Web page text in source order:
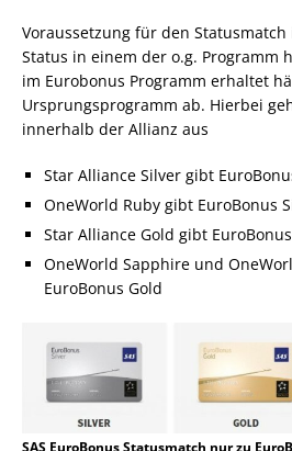
Voraussetzung für den
Status in einem der o.g. Programm
im Eurobonus Programm erhaltet
Ursprungsprogramm ab. Hierbei
innerhalb der Allianz aus
Star Alliance Silver gibt
OneWorld Ruby gibt EuroBonus
Star Alliance Gold gibt
OneWorld Sapphire und
EuroBonus Gold
SAS EuroBonus Statusmatch nur zu